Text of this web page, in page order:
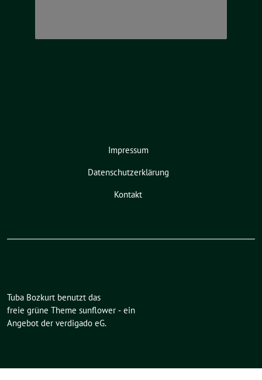
Impressum
Datenschutzerklärung
Kontakt
Tuba Bozkurt benutzt das
freie grüne Theme sunflower ‐ ein
Angebot der verdigado eG.